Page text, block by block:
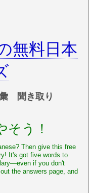
無料日本
聞き取り
う！
Then give this free
It's got five words to
if you don't
the answers page, and